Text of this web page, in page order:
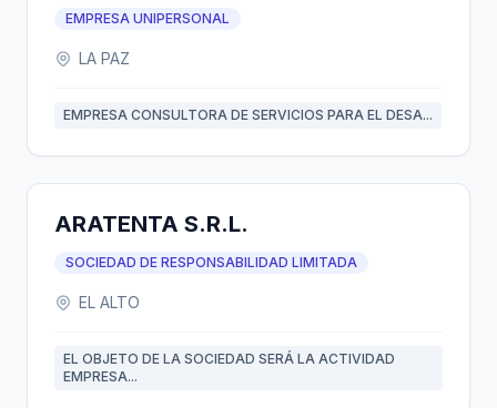
EMPRESA UNIPERSONAL
LA PAZ
EMPRESA CONSULTORA DE SERVICIOS PARA EL DESA...
ARATENTA S.R.L.
SOCIEDAD DE RESPONSABILIDAD LIMITADA
EL ALTO
EL OBJETO DE LA SOCIEDAD SERÁ LA ACTIVIDAD
EMPRESA...